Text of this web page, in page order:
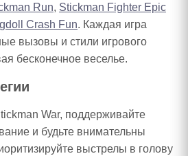
Run, Stickman Fighter Epic
Crash Fun. Каждая игра
вызовы и стили игрового
бесконечное веселье.
War, поддерживайте
и будьте внимательны
выстрелы в голову